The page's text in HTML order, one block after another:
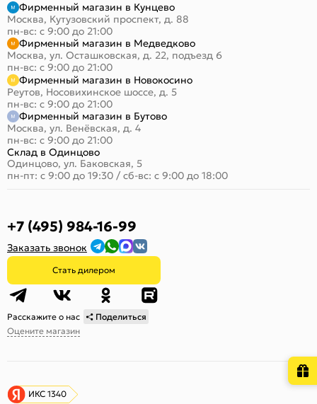
Фирменный магазин в Кунцево
Москва, Кутузовский проспект, д. 88
пн-вс: с 9:00 до 21:00
Фирменный магазин в Медведково
Москва, ул. Осташковская, д. 22, подъезд 6
пн-вс: с 9:00 до 21:00
Фирменный магазин в Новокосино
Реутов, Носовихинское шоссе, д. 5
пн-вс: с 9:00 до 21:00
Фирменный магазин в Бутово
Москва, ул. Венёвская, д. 4
пн-вс: с 9:00 до 21:00
Склад в Одинцово
Одинцово, ул. Баковская, 5
пн-пт: с 9:00 до 19:30 / сб-вс: с 9:00 до 18:00
+7 (495) 984-16-99
Заказать звонок
Стать дилером
Расскажите о нас
Поделиться
Оцените магазин
ИКС 1340